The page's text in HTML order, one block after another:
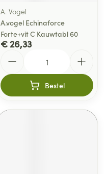
A. Vogel
A.vogel Echinaforce
Forte+vit C Kauwtabl 60
€ 26,33
Bestel